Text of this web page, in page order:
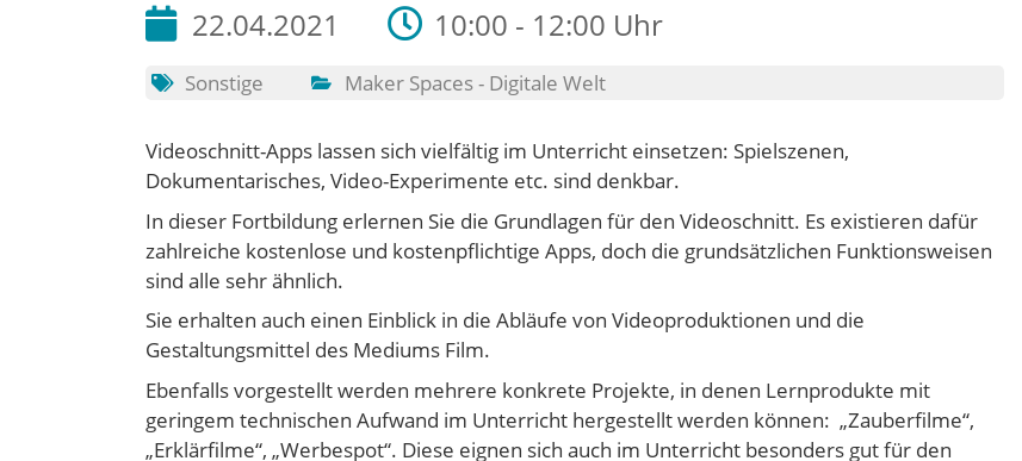
22.04.2021 10:00 - 12:00 Uhr
Sonstige Maker Spaces - Digitale Welt
Videoschnitt-Apps lassen sich vielfältig im Unterricht einsetzen: Spielszenen,
Dokumentarisches, Video-Experimente etc. sind denkbar.
In dieser Fortbildung erlernen Sie die Grundlagen für den Videoschnitt. Es existieren dafür
zahlreiche kostenlose und kostenpflichtige Apps, doch die grundsätzlichen Funktionsweisen
sind alle sehr ähnlich.
Sie erhalten auch einen Einblick in die Abläufe von Videoproduktionen und die
Gestaltungsmittel des Mediums Film.
Ebenfalls vorgestellt werden mehrere konkrete Projekte, in denen Lernprodukte mit
geringem technischen Aufwand im Unterricht hergestellt werden können: „Zauberfilme“,
„Erklärfilme“, „Werbespot“. Diese eignen sich auch im Unterricht besonders gut für den